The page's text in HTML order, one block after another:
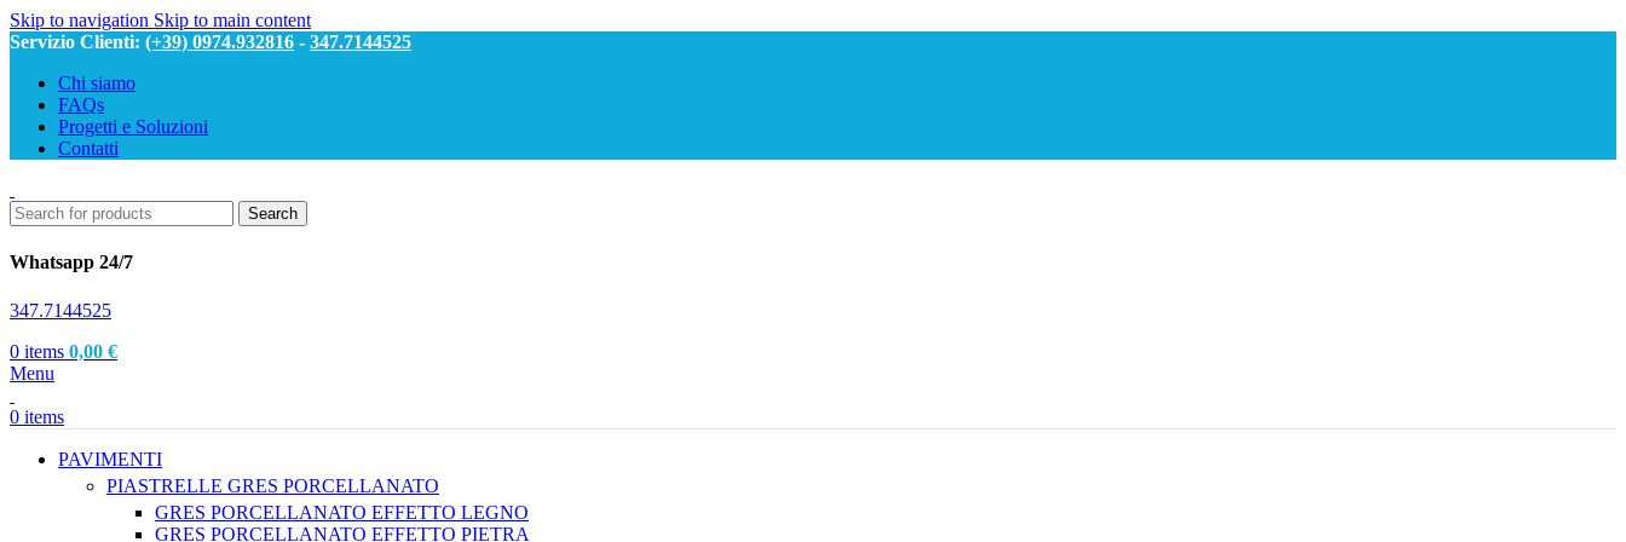
Skip to navigation Skip to main content
Servizio Clienti: (+39) 0974.932816 - 347.7144525
Chi siamo
FAQs
Progetti e Soluzioni
Contatti
Search
Whatsapp 24/7
347.7144525
0 items 0,00 €
Menu
0 items
PAVIMENTI
PIASTRELLE GRES PORCELLANATO
GRES PORCELLANATO EFFETTO LEGNO
GRES PORCELLANATO EFFETTO PIETRA